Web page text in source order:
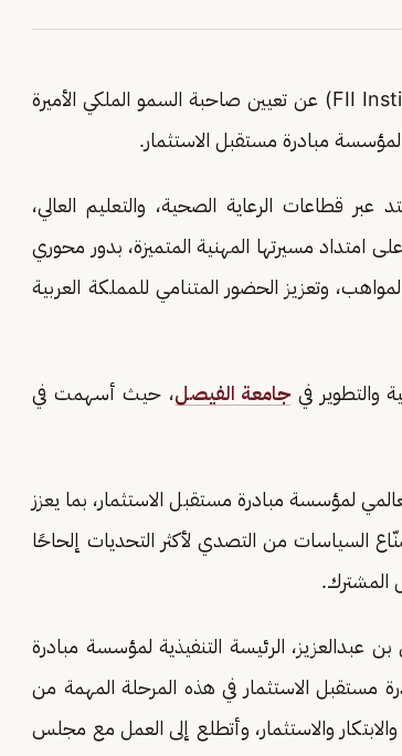
أعلن مجلس أمناء مؤسسة مبادرة مستقبل الاستثمار (FII Institute) عن تعيين صاحبة السمو الملكي الأميرة
مبادرة مستقبل الاستثمار.
قطاعات الرعاية الصحية، والتعليم العالي،
امتداد مسيرتها المهنية المتميزة، بدور محوري
وتعزيز الحضور المتنامي للمملكة العربية
في جامعة الفيصل، حيث أسهمت في
لمؤسسة مبادرة مستقبل الاستثمار، بما يعزز
السياسات من التصدي لأكثر التحديات إلحاحًا
المشترك.
عبدالعزيز، الرئيسة التنفيذية لمؤسسة مبادرة
مستقبل الاستثمار في هذه المرحلة المهمة من
والاستثمار، وأتطلع إلى العمل مع مجلس